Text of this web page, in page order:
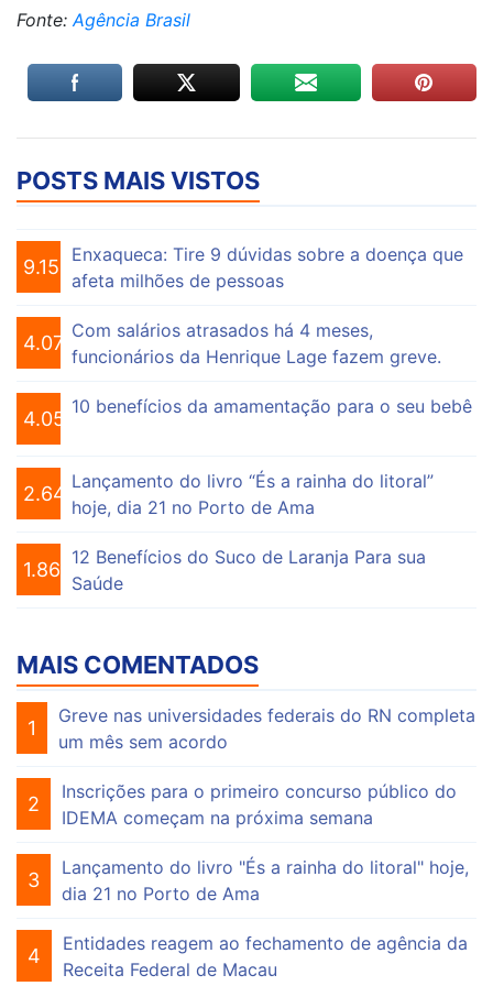
Fonte: Agência Brasil
POSTS MAIS VISTOS
9.155
Enxaqueca: Tire 9 dúvidas sobre a doença que
afeta milhões de pessoas
4.075
Com salários atrasados há 4 meses,
funcionários da Henrique Lage fazem greve.
4.055
10 benefícios da amamentação para o seu bebê
2.649
Lançamento do livro “És a rainha do litoral”
hoje, dia 21 no Porto de Ama
1.863
12 Benefícios do Suco de Laranja Para sua
Saúde
MAIS COMENTADOS
1
Greve nas universidades federais do RN completa
um mês sem acordo
2
Inscrições para o primeiro concurso público do
IDEMA começam na próxima semana
3
Lançamento do livro "És a rainha do litoral" hoje,
dia 21 no Porto de Ama
4
Entidades reagem ao fechamento de agência da
Receita Federal de Macau